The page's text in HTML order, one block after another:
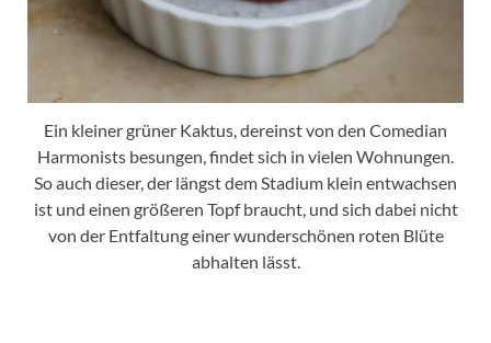
Ein kleiner grüner Kaktus, dereinst von den Comedian
Harmonists besungen, findet sich in vielen Wohnungen.
So auch dieser, der längst dem Stadium klein entwachsen
ist und einen größeren Topf braucht, und sich dabei nicht
von der Entfaltung einer wunderschönen roten Blüte
abhalten lässt.